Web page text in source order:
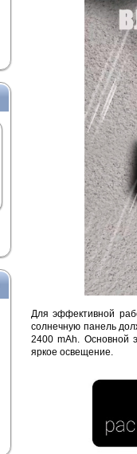
922
Для эффективной
солнечную панель
2400 mAh. Основной
яркое освещение.